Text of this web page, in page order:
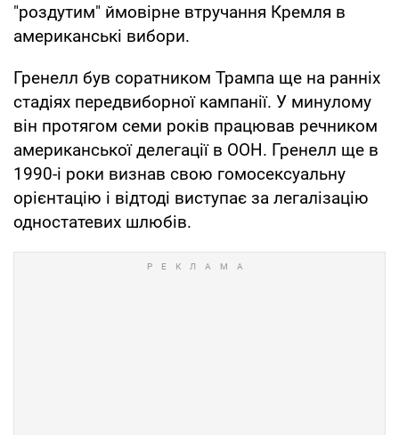
"роздутим" ймовірне втручання Кремля в
американські вибори.
Гренелл був соратником Трампа ще на ранніх
стадіях передвиборної кампанії. У минулому
він протягом семи років працював речником
американської делегації в ООН. Гренелл ще в
1990-і роки визнав свою гомосексуальну
орієнтацію і відтоді виступає за легалізацію
одностатевих шлюбів.